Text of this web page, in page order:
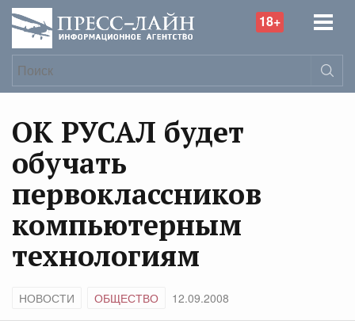
18+
ОК РУСАЛ будет
обучать
первоклассников
компьютерным
технологиям
НОВОСТИ ОБЩЕСТВО 12.09.2008